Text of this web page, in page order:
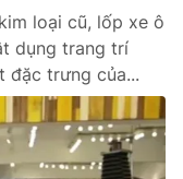
loại cũ, lốp xe ô
dụng trang trí
đặc trưng của...